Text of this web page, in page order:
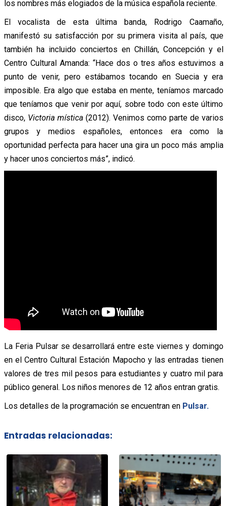
los nombres más elogiados de la música española reciente.
El vocalista de esta última banda, Rodrigo Caamaño,
manifestó su satisfacción por su primera visita al país, que
también ha incluido conciertos en Chillán, Concepción y el
Centro Cultural Amanda: “Hace dos o tres años estuvimos a
punto de venir, pero estábamos tocando en Suecia y era
imposible. Era algo que estaba en mente, teníamos marcado
que teníamos que venir por aquí, sobre todo con este último
disco, Victoria mística (2012). Venimos como parte de varios
grupos y medios españoles, entonces era como la
oportunidad perfecta para hacer una gira un poco más amplia
y hacer unos conciertos más”, indicó.
La Feria Pulsar se desarrollará entre este viernes y domingo
en el Centro Cultural Estación Mapocho y las entradas tienen
valores de tres mil pesos para estudiantes y cuatro mil para
público general. Los niños menores de 12 años entran gratis.
Los detalles de la programación se encuentran en Pulsar.
Entradas relacionadas: